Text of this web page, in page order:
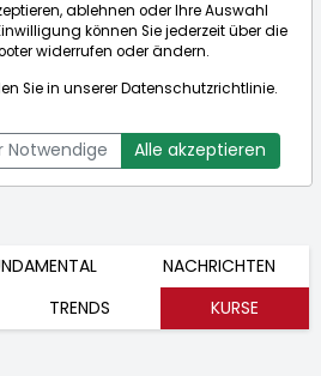
Bid:176,000€Ask:177,000€
NACHRICHTEN
TRENDS KURSE
ablehnen oder Ihre Auswahl
können Sie jederzeit über die
widerrufen oder ändern.
Sie in unsererDatenschutzrichtlinie.
Notwendige Alle akzeptieren